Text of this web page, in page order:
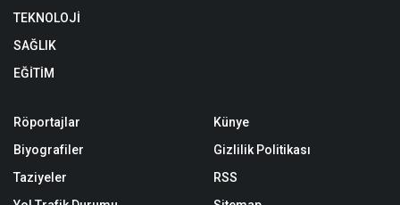
TEKNOLOJİ
SAĞLIK
EĞİTİM
Röportajlar
Biyografiler
Taziyeler
Künye
Gizlilik Politikası
RSS